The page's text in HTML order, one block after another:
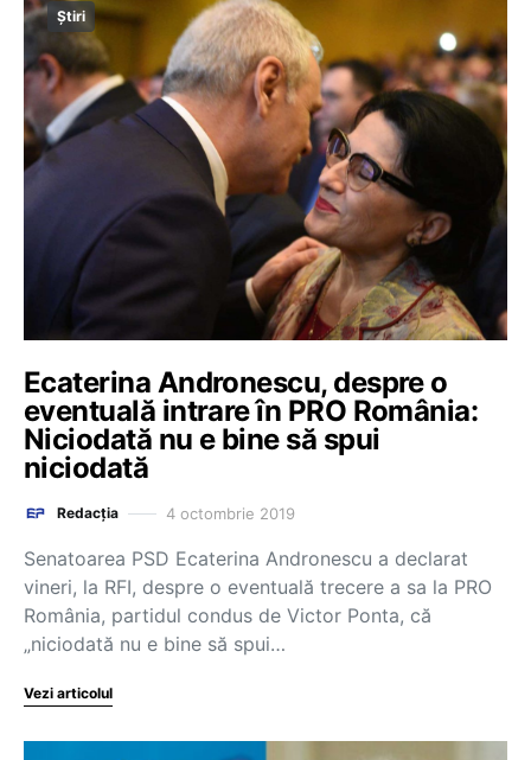
Știri
Ecaterina Andronescu, despre o
eventuală intrare în PRO România:
Niciodată nu e bine să spui
niciodată
Redacția 4 octombrie 2019
Senatoarea PSD Ecaterina Andronescu a declarat
vineri, la RFI, despre o eventuală trecere a sa la PRO
România, partidul condus de Victor Ponta, că
„niciodată nu e bine să spui…
Vezi articolul